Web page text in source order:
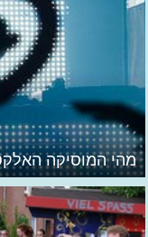
מהי המוסיקה